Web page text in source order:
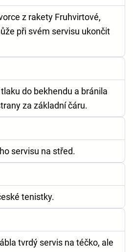
z rakety Fruhvirtové,
při svém servisu ukončit
do bekhendu a bránila
za základní čáru.
servisu na střed.
tenistky.
tvrdý servis na téčko, ale